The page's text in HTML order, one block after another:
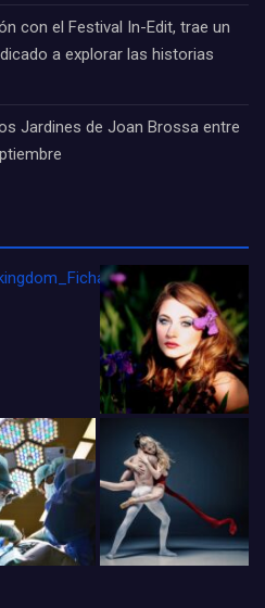
con el Festival In-Edit, trae un
a explorar las historias
Jardines de Joan Brossa entre